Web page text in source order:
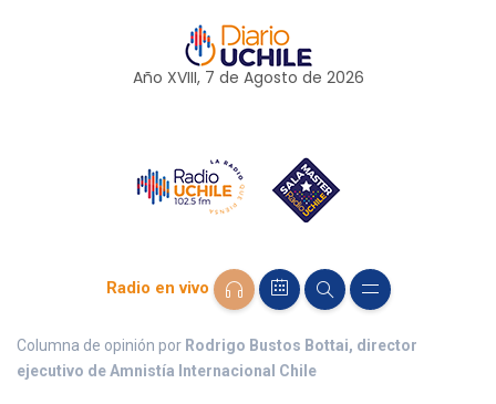
Año XVIII, 7 de Agosto de 2026
Radio en vivo
Columna de opinión por Rodrigo Bustos Bottai, director
ejecutivo de Amnistía Internacional Chile